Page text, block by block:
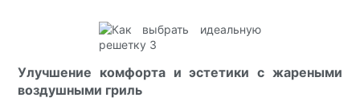
Улучшение комфорта и эстетики с жареными
воздушными гриль